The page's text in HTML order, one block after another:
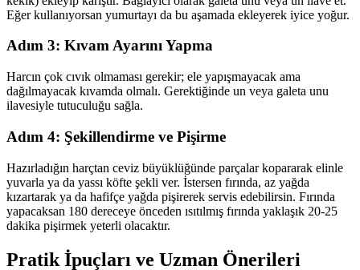
Eğer kullanıyorsan yumurtayı da bu aşamada ekleyerek iyice yoğur.
Adım 3: Kıvam Ayarını Yapma
Harcın çok cıvık olmaması gerekir; ele yapışmayacak ama
dağılmayacak kıvamda olmalı. Gerektiğinde un veya galeta unu
ilavesiyle tutuculuğu sağla.
Adım 4: Şekillendirme ve Pişirme
Hazırladığın harçtan ceviz büyüklüğünde parçalar kopararak elinle
yuvarla ya da yassı köfte şekli ver. İstersen fırında, az yağda
kızartarak ya da hafifçe yağda pişirerek servis edebilirsin. Fırında
yapacaksan 180 dereceye önceden ısıtılmış fırında yaklaşık 20-25
dakika pişirmek yeterli olacaktır.
Pratik İpuçları ve Uzman Önerileri